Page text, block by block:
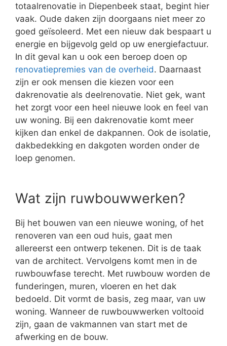
totaalrenovatie in Diepenbeek staat, begint hier
vaak. Oude daken zijn doorgaans niet meer zo
goed geïsoleerd. Met een nieuw dak bespaart u
energie en bijgevolg geld op uw energiefactuur.
In dit geval kan u ook een beroep doen op
renovatiepremies van de overheid. Daarnaast
zijn er ook mensen die kiezen voor een
dakrenovatie als deelrenovatie. Niet gek, want
het zorgt voor een heel nieuwe look en feel van
uw woning. Bij een dakrenovatie komt meer
kijken dan enkel de dakpannen. Ook de isolatie,
dakbedekking en dakgoten worden onder de
loep genomen.
Wat zijn ruwbouwwerken?
Bij het bouwen van een nieuwe woning, of het
renoveren van een oud huis, gaat men
allereerst een ontwerp tekenen. Dit is de taak
van de architect. Vervolgens komt men in de
ruwbouwfase terecht. Met ruwbouw worden de
funderingen, muren, vloeren en het dak
bedoeld. Dit vormt de basis, zeg maar, van uw
woning. Wanneer de ruwbouwwerken voltooid
zijn, gaan de vakmannen van start met de
afwerking en de bouw.